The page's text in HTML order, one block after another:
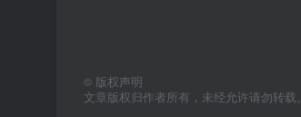
© 版权声明
文章版权归作者所有，未经允许请勿转载。